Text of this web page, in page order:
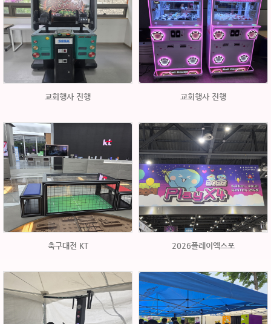
교회행사 진행 교회행사 진행
축구대전 KT 2026플레이엑스포